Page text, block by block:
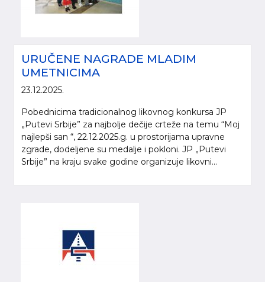
URUČENE NAGRADE MLADIM
UMETNICIMA
23.12.2025.
Pobednicima tradicionalnog likovnog konkursa JP
„Putevi Srbije” za najbolje dečije crteže na temu “Moj
najlepši san “, 22.12.2025.g. u prostorijama upravne
zgrade, dodeljene su medalje i pokloni. JP „Putevi
Srbije” na kraju svake godine organizuje likovni...